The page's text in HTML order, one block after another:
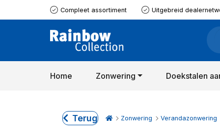
Compleet assortiment Uitgebreid
Home Zonwering Doekstalen
Terug Zonwering Verandazonwering